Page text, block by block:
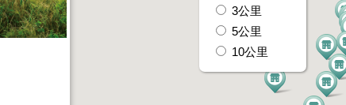
3公里
5公里
10公里